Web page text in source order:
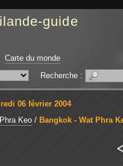
guide
Carte du monde
Recherche :
06 février 2004
Keo / Bangkok - Wat Phra